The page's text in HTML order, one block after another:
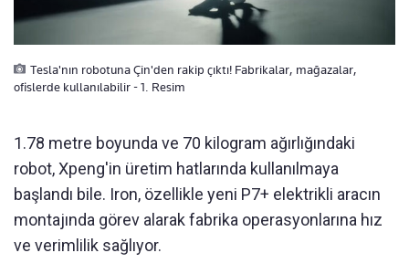
Tesla'nın robotuna Çin'den rakip çıktı! Fabrikalar, mağazalar,
ofislerde kullanılabilir - 1. Resim
1.78 metre boyunda ve 70 kilogram ağırlığındaki
robot, Xpeng'in üretim hatlarında kullanılmaya
başlandı bile. Iron, özellikle yeni P7+ elektrikli aracın
montajında görev alarak fabrika operasyonlarına hız
ve verimlilik sağlıyor.